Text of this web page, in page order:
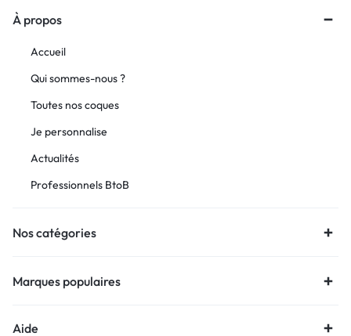
À propos
Accueil
Qui sommes-nous ?
Toutes nos coques
Je personnalise
Actualités
Professionnels BtoB
Nos catégories
Marques populaires
Aide